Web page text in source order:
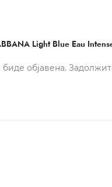
Light Blue Eau
објавена.